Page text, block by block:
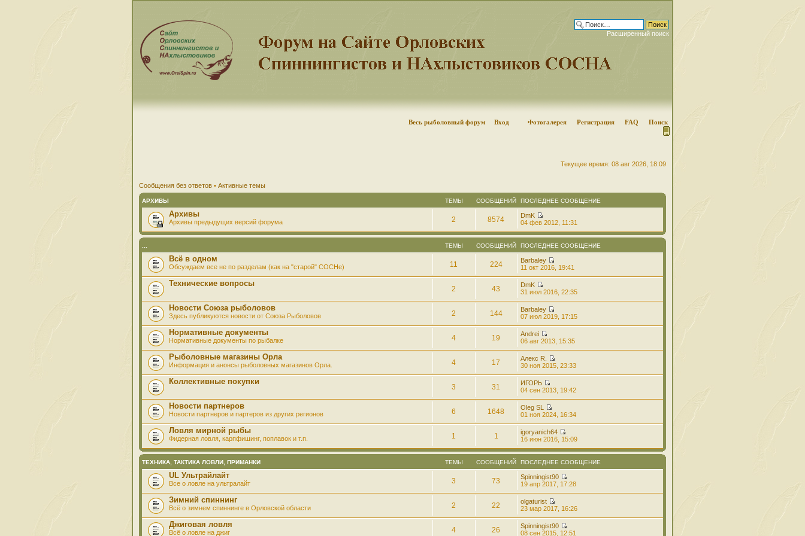
Расширенный поиск
Весь рыболовный форум Вход Фотогалерея Регистрация FAQ Поиск
Текущее время: 08 авг 2026, 18:09
Сообщения без ответов • Активные темы
АРХИВЫ ТЕМЫ СООБЩЕНИЙ ПОСЛЕДНЕЕ СООБЩЕНИЕ
Архивы
Архивы предыдущих версий форума 2 8574
DmK
04 фев 2012, 11:31
ТЕМЫ СООБЩЕНИЙ ПОСЛЕДНЕЕ СООБЩЕНИЕ
Всё в одном
Обсуждаем все не по разделам (как на "старой" СОСНе) 11 224
Barbaley
11 окт 2016, 19:41
Технические вопросы
2 43
DmK
31 июл 2016, 22:35
Новости Союза рыболовов
Здесь публикуются новости от Союза Рыболовов 2 144
Barbaley
07 июл 2019, 17:15
Нормативные документы
Нормативные документы по рыбалке 4 19
Andrei
06 авг 2013, 15:35
Рыболовные магазины Орла
Информация и анонсы рыболовных магазинов Орла. 4 17
Алекс R.
30 ноя 2015, 23:33
Коллективные покупки
3 31
ИГОРЬ
04 сен 2013, 19:42
Новости партнеров
Новости партнеров и партеров из других регионов 6 1648
Oleg SL
01 ноя 2024, 16:34
Ловля мирной рыбы
Фидерная ловля, карпфишинг, поплавок и т.п. 1 1
igoryanich64
16 июн 2016, 15:09
ТЕХНИКА, ТАКТИКА ЛОВЛИ, ПРИМАНКИ ТЕМЫ СООБЩЕНИЙ ПОСЛЕДНЕЕ СООБЩЕНИЕ
UL Ультрайлайт
Все о ловле на ультралайт 3 73
Spinningist90
19 апр 2017, 17:28
Зимний спиннинг
Всё о зимнем спиннинге в Орловской области 2 22
olgaturist
23 мар 2017, 16:26
Джиговая ловля
Всё о ловле на джиг 4 26
Spinningist90
08 сен 2015, 12:51